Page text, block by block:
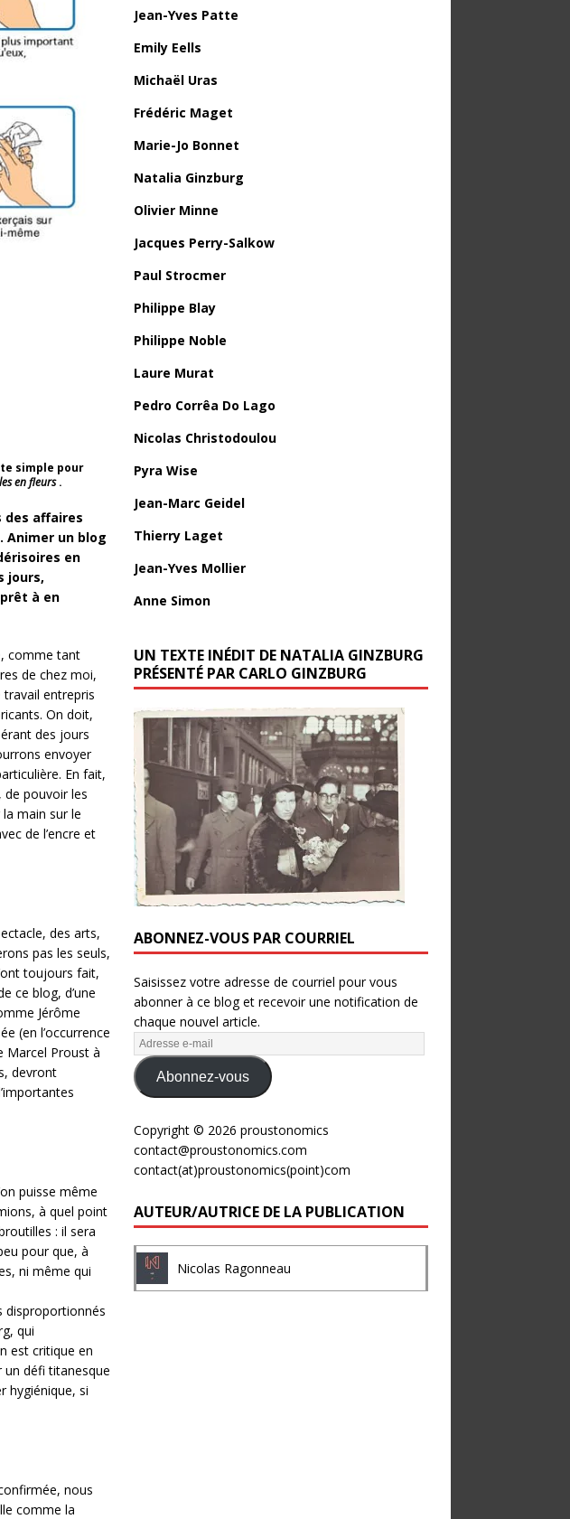
simple pour
en fleurs.
des affaires
Animer un blog
en
jours,
à en
comme tant
de chez moi,
entrepris
On doit,
des jours
envoyer
En fait,
de pouvoir les
main sur le
de l’encre et
des arts,
pas les seuls,
toujours fait,
ce blog, d’une
Jérôme
(en l’occurrence
Marcel Proust à
devront
puisse même
à quel point
: il sera
pour que, à
ni même qui
disproportionnés
qui
est critique en
un défi titanesque
hygiénique, si
nous
comme la
Jean-Yves Patte
Emily Eells
Michaël Uras
Frédéric Maget
Marie-Jo Bonnet
Natalia Ginzburg
Olivier Minne
Jacques Perry-Salkow
Paul Strocmer
Philippe Blay
Philippe Noble
Laure Murat
Pedro Corrêa Do Lago
Nicolas Christodoulou
Pyra Wise
Jean-Marc Geidel
Thierry Laget
Jean-Yves Mollier
Anne Simon
UN TEXTE INÉDIT DE NATALIA GINZBURG
PRÉSENTÉ PAR CARLO GINZBURG
ABONNEZ-VOUS PAR COURRIEL
Saisissez votre adresse de courriel pour vous
abonner à ce blog et recevoir une notification de
chaque nouvel article.
Abonnez-vous
Copyright © 2026 proustonomics
contact@proustonomics.com
contact(at)proustonomics(point)com
AUTEUR/AUTRICE DE LA PUBLICATION
Nicolas Ragonneau